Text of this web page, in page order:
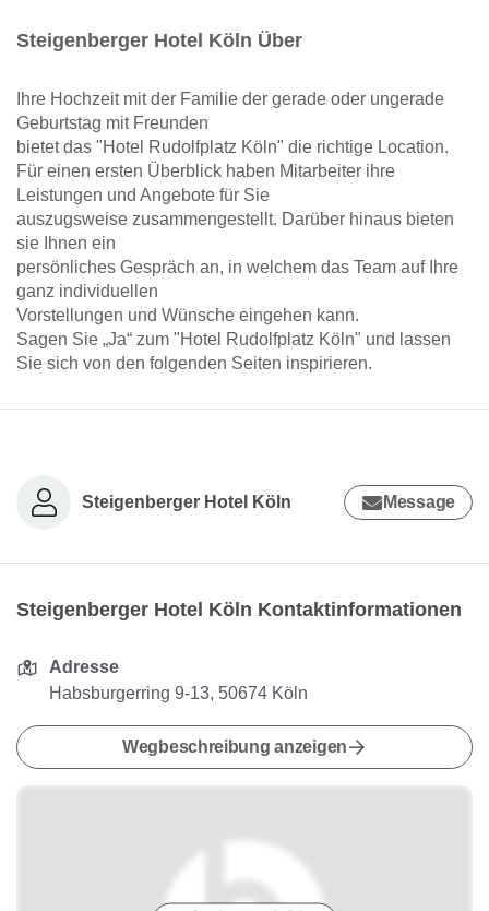
Steigenberger Hotel Köln Über
Ihre Hochzeit mit der Familie der gerade oder ungerade
Geburtstag mit Freunden
bietet das "Hotel Rudolfplatz Köln" die richtige Location.
Für einen ersten Überblick haben Mitarbeiter ihre
Leistungen und Angebote für Sie
auszugsweise zusammengestellt. Darüber hinaus bieten
sie Ihnen ein
persönliches Gespräch an, in welchem das Team auf Ihre
ganz individuellen
Vorstellungen und Wünsche eingehen kann.
Sagen Sie „Ja“ zum "Hotel Rudolfplatz Köln" und lassen
Sie sich von den folgenden Seiten inspirieren.
Steigenberger Hotel Köln Message
Steigenberger Hotel Köln Kontaktinformationen
Adresse
Habsburgerring 9-13, 50674 Köln
Wegbeschreibung anzeigen